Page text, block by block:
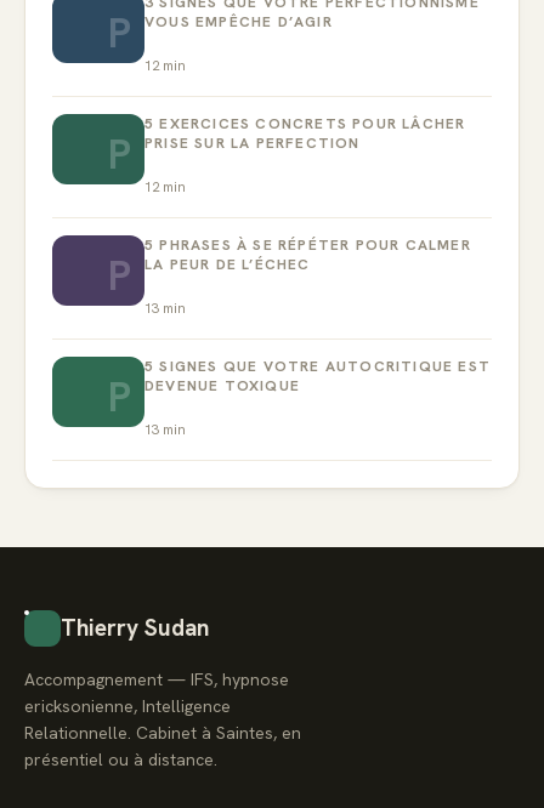
P
VOUS EMPÊCHE D’AGIR
12 min
P
5 EXERCICES CONCRETS POUR LÂCHER
PRISE SUR LA PERFECTION
12 min
P
5 PHRASES À SE RÉPÉTER POUR CALMER
LA PEUR DE L’ÉCHEC
13 min
P
5 SIGNES QUE VOTRE AUTOCRITIQUE EST
DEVENUE TOXIQUE
13 min
Thierry Sudan
Accompagnement — IFS, hypnose
ericksonienne, Intelligence
Relationnelle. Cabinet à Saintes, en
présentiel ou à distance.